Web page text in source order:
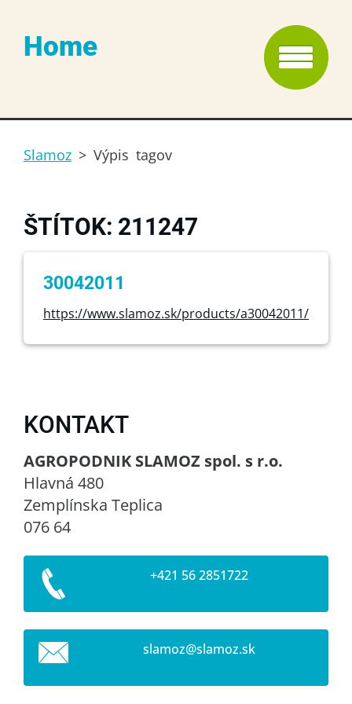
Home
Slamoz > Výpis tagov
ŠTÍTOK: 211247
30042011
https://www.slamoz.sk/products/a30042011/
KONTAKT
AGROPODNIK SLAMOZ spol. s r.o.
Hlavná 480
Zemplínska Teplica
076 64
+421 56 2851722
slamoz@slamoz.sk